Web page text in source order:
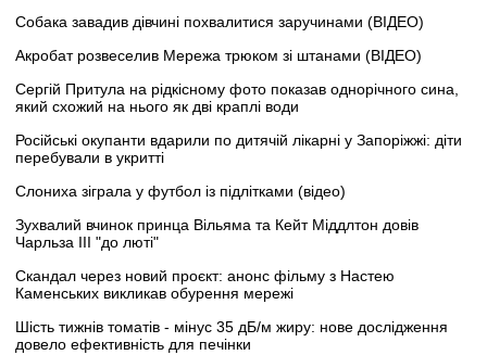
Собака завадив дівчині похвалитися заручинами (ВІДЕО)
Акробат розвеселив Мережа трюком зі штанами (ВІДЕО)
Сергій Притула на рідкісному фото показав однорічного сина,
який схожий на нього як дві краплі води
Російські окупанти вдарили по дитячій лікарні у Запоріжжі: діти
перебували в укритті
Слониха зіграла у футбол із підлітками (відео)
Зухвалий вчинок принца Вільяма та Кейт Міддлтон довів
Чарльза III "до люті"
Скандал через новий проєкт: анонс фільму з Настею
Каменських викликав обурення мережі
Шість тижнів томатів - мінус 35 дБ/м жиру: нове дослідження
довело ефективність для печінки